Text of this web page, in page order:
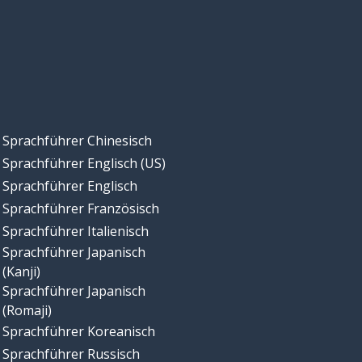
Sprachführer Chinesisch
Sprachführer Englisch (US)
Sprachführer Englisch
Sprachführer Französisch
Sprachführer Italienisch
Sprachführer Japanisch
(Kanji)
Sprachführer Japanisch
(Romaji)
Sprachführer Koreanisch
Sprachführer Russisch